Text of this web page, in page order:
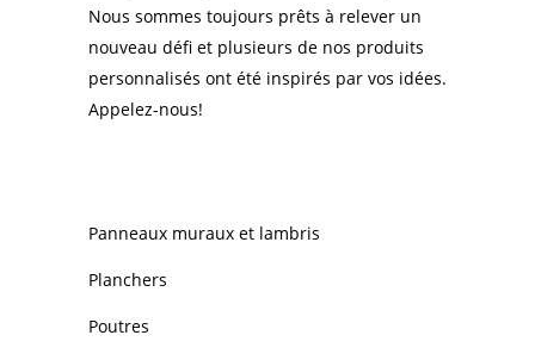
Nous sommes toujours prêts à relever un
nouveau défi et plusieurs de nos produits
personnalisés ont été inspirés par vos idées.
Appelez-nous!
Panneaux muraux et lambris
Planchers
Poutres